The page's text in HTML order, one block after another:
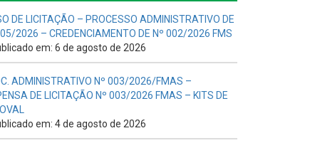
DE LICITAÇÃO – PROCESSO ADMINISTRATIVO DE
2026 – CREDENCIAMENTO DE Nº 002/2026 FMS
em: 6 de agosto de 2026
ADMINISTRATIVO Nº 003/2026/FMAS –
DE LICITAÇÃO Nº 003/2026 FMAS – KITS DE
em: 4 de agosto de 2026